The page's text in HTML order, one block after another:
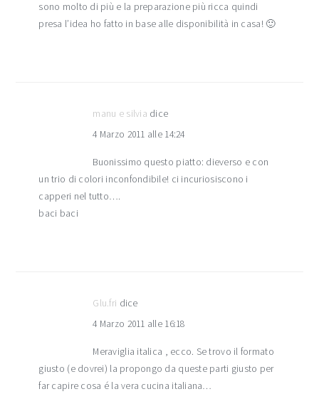
sono molto di più e la preparazione più ricca quindi
presa l’idea ho fatto in base alle disponibilità in casa! 🙂
manu e silvia dice
4 Marzo 2011 alle 14:24
Buonissimo questo piatto: dieverso e con
un trio di colori inconfondibile! ci incuriosiscono i
capperi nel tutto….
baci baci
Glu.fri dice
4 Marzo 2011 alle 16:18
Meraviglia italica , ecco. Se trovo il formato
giusto (e dovrei) la propongo da queste parti giusto per
far capire cosa é la vera cucina italiana…